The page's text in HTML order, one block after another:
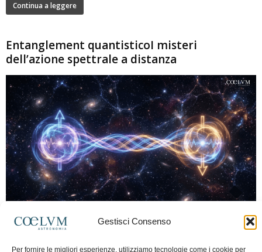
Gestisci Consenso
Per fornire le migliori esperienze, utilizziamo tecnologie come i cookie per
Continua a leggere
Entanglement quantisticoI misteri
dell’azione spettrale a distanza
Marco Lorrai - 15 Giugno 2026 0
moderna: due particelle possono mostrare correlazioni che sembrano ignorare